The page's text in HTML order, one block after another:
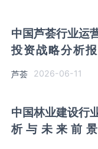
中国芦荟行业运
投资战略分析
芦荟 2026-06-11
中国林业建设行
析与未来前